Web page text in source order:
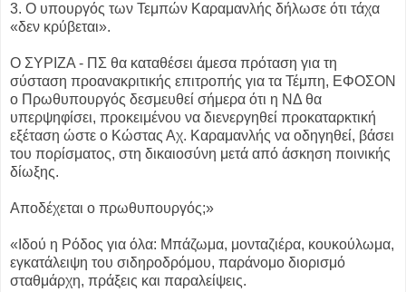
3. Ο υπουργός των Τεμπών Καραμανλής δήλωσε ότι τάχα
«δεν κρύβεται».
Ο ΣΥΡΙΖΑ - ΠΣ θα καταθέσει άμεσα πρόταση για τη
σύσταση προανακριτικής επιτροπής για τα Τέμπη, ΕΦΟΣΟΝ
ο Πρωθυπουργός δεσμευθεί σήμερα ότι η ΝΔ θα
υπερψηφίσει, προκειμένου να διενεργηθεί προκαταρκτική
εξέταση ώστε ο Κώστας Αχ. Καραμανλής να οδηγηθεί, βάσει
του πορίσματος, στη δικαιοσύνη μετά από άσκηση ποινικής
δίωξης.
Αποδέχεται ο πρωθυπουργός;»
«Ιδού η Ρόδος για όλα: Μπάζωμα, μονταζιέρα, κουκούλωμα,
εγκατάλειψη του σιδηροδρόμου, παράνομο διορισμό
σταθμάρχη, πράξεις και παραλείψεις.